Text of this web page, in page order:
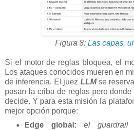
Figura 8: Las capas,
Si el motor de reglas bloquea, el
Los ataques conocidos mueren en
de inferencia. El juez LLMse
pasan la criba de reglas pero
decide. Y para esta misión la
mejor opción porque:
Edge global: el guardrail